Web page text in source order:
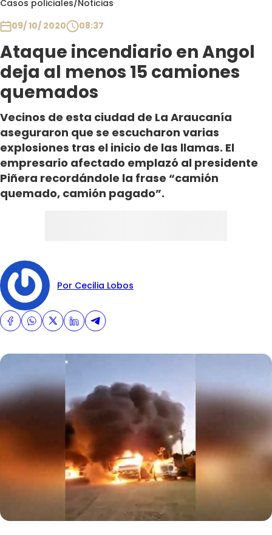
Casos policiales/Noticias
09/ 10/ 2020
08:37
Ataque incendiario en Angol
deja al menos 15 camiones
quemados
Vecinos de esta ciudad de La Araucanía
aseguraron que se escucharon varias
explosiones tras el inicio de las llamas. El
empresario afectado emplazó al presidente
Piñera recordándole la frase “camión
quemado, camión pagado”.
Por Cecilia Lobos
Club De La Comedia
Contigo en Directo
Plan Perfecto
El Tiempo
Sabingo
Todos Los Programas